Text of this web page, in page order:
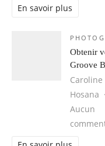
En savoir plus
Obtenir
Groove
Caroline
Hosana
Aucun